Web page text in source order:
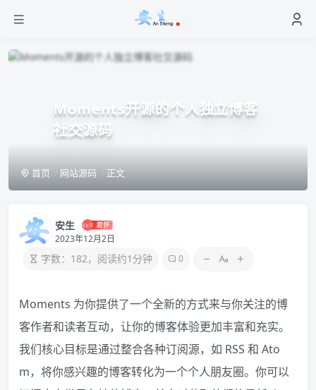
Moments开源的个人独立博客
社交源码
首页 网站源码 正文
安生
2023年12月2日
字数：182，阅读约1分钟 0
Moments 为你提供了一个全新的方式来与你关注的博
客作者和读者互动，让你的博客体验更加丰富和充实。
我们核心目标是通过整合各种订阅源，如 RSS 和 Ato
m，将你感兴趣的博客转化为一个个人朋友圈。你可以